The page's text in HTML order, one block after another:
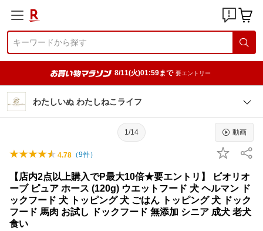
8/11(火)01:59まで 要エントリー
わたしいぬ わたしねこライフ
1/14 動画
4.78 （9件）
【店内2点以上購入でP最大10倍★要エントリ】 ビオリオ
ーブ ピュア ホース (120g) ウエットフード 犬 ヘルマン ド
ックフード 犬 トッピング 犬 ごはん トッピング 犬 ドック
フード 馬肉 お試し ドックフード 無添加 シニア 成犬 老犬
食い